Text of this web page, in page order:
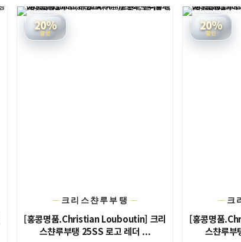
20%
할인
크리스챤루부탱
[홍콩명품.Christian Louboutin] 크리
스챤루부탱 25SS 로고 레더 ...
20%
할인
크
[홍콩명품
스챤루부